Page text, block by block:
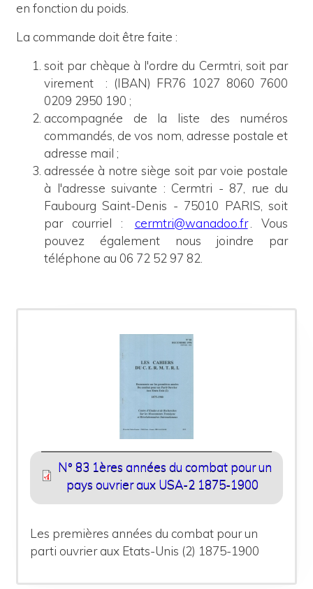
en fonction du poids.
La commande doit être faite :
soit par chèque à l'ordre du Cermtri, soit par
virement : (IBAN) FR76 1027 8060 7600
0209 2950 190 ;
accompagnée de la liste des numéros
commandés, de vos nom, adresse postale et
adresse mail ;
adressée à notre siège soit par voie postale
à l'adresse suivante : Cermtri - 87, rue du
Faubourg Saint-Denis - 75010 PARIS, soit
par courriel :
cermtri@wanadoo.fr . Vous
pouvez également nous joindre par
téléphone au 06 72 52 97 82.
N° 83 1ères années du combat pour un
pays ouvrier aux USA-2 1875-1900
Les premières années du combat pour un
parti ouvrier aux Etats-Unis (2) 1875-1900